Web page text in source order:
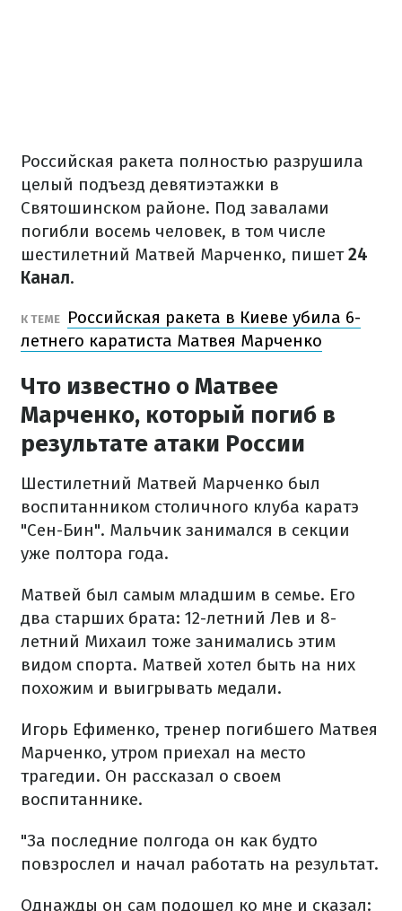
Российская ракета полностью разрушила
целый подъезд девятиэтажки в
Святошинском районе. Под завалами
погибли восемь человек, в том числе
шестилетний Матвей Марченко, пишет24
Канал.
К ТЕМЕ
Российская ракета в Киеве убила 6-
летнего каратиста Матвея Марченко
Что известно о Матвее
Марченко, который погиб в
результате атаки России
Шестилетний Матвей Марченко был
воспитанником столичного клуба каратэ
"Сен-Бин". Мальчик занимался в секции
уже полтора года.
Матвей был самым младшим в семье. Его
два старших брата: 12-летний Лев и 8-
летний Михаил тоже занимались этим
видом спорта. Матвей хотел быть на них
похожим и выигрывать медали.
Игорь Ефименко, тренер погибшего Матвея
Марченко, утром приехал на место
трагедии. Он рассказал о своем
воспитаннике.
"За последние полгода он как будто
повзрослел и начал работать на результат.
Однажды он сам подошел ко мне и сказал: